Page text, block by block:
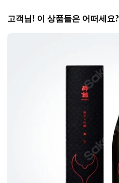
고객님! 이 상품들은 어떠세요?